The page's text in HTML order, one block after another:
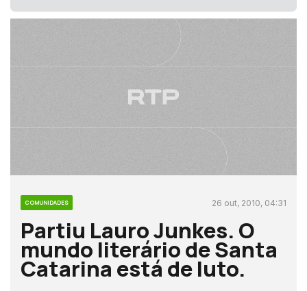
COMUNIDADES 26 out, 2010, 04:31
Partiu Lauro Junkes. O
mundo literário de Santa
Catarina está de luto.